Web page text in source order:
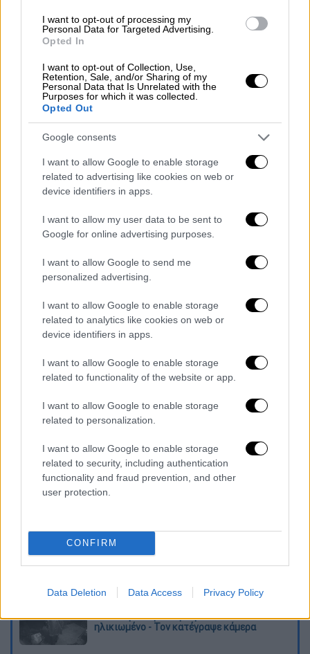
I want to opt-out of processing my
Personal Data for Targeted Advertising.
Opted In
I want to opt-out of Collection, Use,
Retention, Sale, and/or Sharing of my
Personal Data that Is Unrelated with the
Purposes for which it was collected.
Opted Out
Google consents
I want to allow Google to enable storage
related to advertising like cookies on web or
device identifiers in apps.
I want to allow my user data to be sent to
Google for online advertising purposes.
I want to allow Google to send me
personalized advertising.
I want to allow Google to enable storage
related to analytics like cookies on web or
device identifiers in apps.
I want to allow Google to enable storage
related to functionality of the website or app.
I want to allow Google to enable storage
related to personalization.
I want to allow Google to enable storage
related to security, including authentication
functionality and fraud prevention, and other
user protection.
CONFIRM
Data Deletion Data Access Privacy Policy
Όπως κάθε χρόνο, έτσι και φέτος, η
Θεσσαλονίκη
την απελευθέρωση της πόλης και κατ’
επέκταση της πατρίδας.
Τα σχολιά σας δημοσιεύονται άμεσα με δική σας ευθύνη. Το
ΕΘΝΟΣ θα παρεμβαίνει και τα προσβλητικά σχόλια θα
διαγράφονται
καταχώρηση
Δημιούργησαν με AI νέους ιούς μέσα σε
λίγες ώρες - Γιατί προβληματίζονται οι
επιστήμονες
κλόουν μαχαίρωσε μέχρι θανάτου
ηλικιωμένο - Τον κατέγραψε κάμερα